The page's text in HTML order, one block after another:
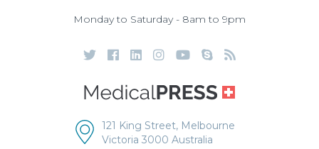
Monday to Saturday - 8am to 9pm
121 King Street, Melbourne
Victoria 3000 Australia